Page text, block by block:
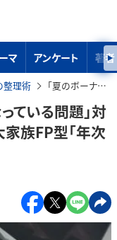
マ アンケート 著者
整理術 「夏のボーナス！気づくとなくなっている問題」対策。本多静六型「全額貯蓄」と大家族FP型「年次出費消化」
ている問題」対
家族FP型「年次